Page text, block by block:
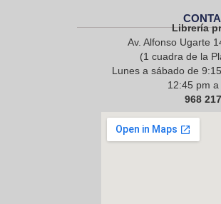
Librería
Av. Alfonso Ugarte
(1 cuadra de la
Lunes a sábado de
12:45 pm
968